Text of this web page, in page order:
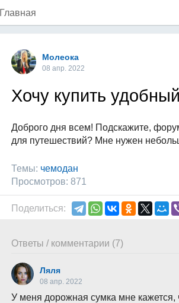
Главная
Молеока
08 апр. 2022
Хочу купить
Доброго дня всем! Подскажите,
для путешествий? Мне нужен
Темы: чемодан
Просмотров: 871
Поделиться:
Ответы / комментарии (7)
Ляля
08 апр. 2022
У меня дорожная сумка мне